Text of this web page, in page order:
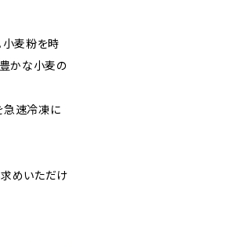
小麦粉を時
豊かな小麦の
急速冷凍に
求めいただけ